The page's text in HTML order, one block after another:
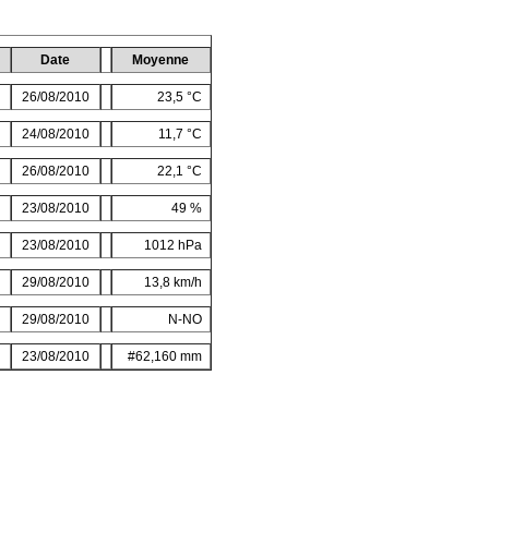
Date Moyenne
26/08/2010 23,5 °C
24/08/2010 11,7 °C
26/08/2010 22,1 °C
23/08/2010 49 %
23/08/2010 1012 hPa
29/08/2010 13,8 km/h
29/08/2010 N-NO
23/08/2010 #62,160 mm